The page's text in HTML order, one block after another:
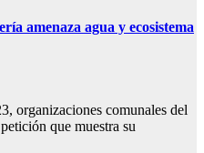
amenaza agua y ecosistema
organizaciones comunales del
que muestra su